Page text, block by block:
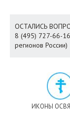
ОСТАЛИСЬ
8 (495) 727-66-
регионов России)
ИКОНЫ